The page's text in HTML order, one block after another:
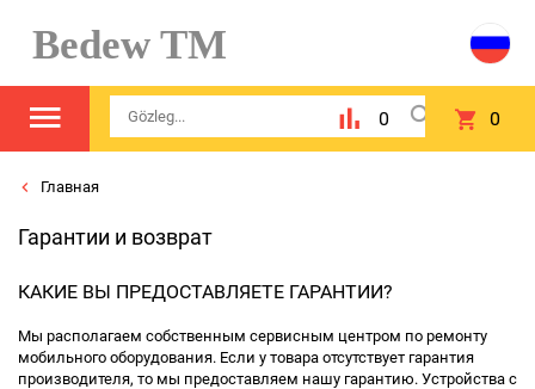
Bedew TM
0 0
Главная
Гарантии и возврат
КАКИЕ ВЫ ПРЕДОСТАВЛЯЕТЕ ГАРАНТИИ?
Мы располагаем собственным сервисным центром по ремонту
мобильного оборудования. Если у товара отсутствует гарантия
производителя, то мы предоставляем нашу гарантию. Устройства с